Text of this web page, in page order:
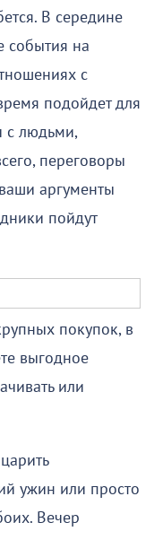
В середине
события на
с
подойдет для
с людьми,
переговоры
аргументы
пойдут
покупок, в
выгодное
или
ужин или просто
Вечер